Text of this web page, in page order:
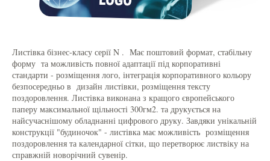
Листівка бізнес-класу серії N . Має поштовий формат, стабільну
форму та можливість повної адаптації під корпоративні
стандарти - розміщення лого, інтеграція корпоративного кольору
безпосередньо в дизайн листівки, розміщення тексту
поздоровлення. Листівка виконана з кращого європейського
паперу максимальної щільності 300гм2. та друкується на
найсучаснішому обладнанні цифрового друку. Завдяки унікальній
конструкції "будиночок" - листівка має можливість розміщення
поздоровлення та календарної сітки, що перетворює листвіку на
справжній новорічний сувенір.